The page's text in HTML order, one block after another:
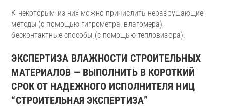
К некоторым из них можно причислить неразрушающие
методы (с помощью гигрометра, влагомера),
бесконтактные способы (с помощью тепловизора).
ЭКСПЕРТИЗА ВЛАЖНОСТИ СТРОИТЕЛЬНЫХ
МАТЕРИАЛОВ — ВЫПОЛНИТЬ В КОРОТКИЙ
СРОК ОТ НАДЕЖНОГО ИСПОЛНИТЕЛЯ НИЦ
“СТРОИТЕЛЬНАЯ ЭКСПЕРТИЗА”